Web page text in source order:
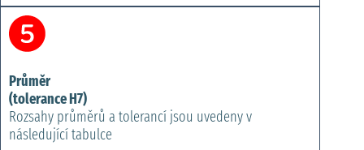
Průměr
(tolerance H7)
Rozsahy průměrů a tolerancí jsou uvedeny v
následující tabulce